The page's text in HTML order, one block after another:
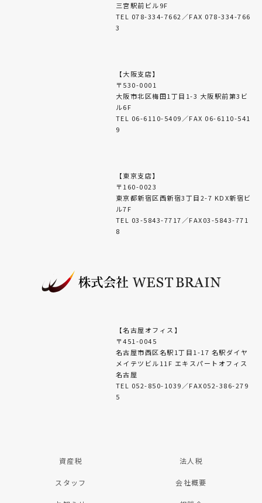
三宮駅前ビル9F
TEL 078-334-7662／FAX 078-334-766
3
【大阪支店】
〒530-0001
大阪市北区梅田1丁目1-3 大阪駅前第3ビ
ル6F
TEL 06-6110-5409／FAX 06-6110-541
9
【東京支店】
〒160-0023
東京都新宿区西新宿3丁目2-7 KDX新宿ビ
ル7F
TEL 03-5843-7717／FAX03-5843-771
8
【名古屋オフィス】
〒451-0045
名古屋市西区名駅1丁目1-17 名駅ダイヤ
メイテツビル11F エキスパートオフィス
名古屋
TEL 052-850-1039／FAX052-386-279
5
資産税 法人税
スタッフ 会社概要